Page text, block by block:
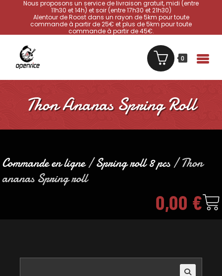
Nous proposons un service de livraison gratuit, midi (entre
11h30 et 14h) et soir (entre 17h30 et 21h30)
Alentour de Roost dans un rayon de 5km pour toute
commande à partir de 25€ et plus de 5km pour toute
commande à partir de 45€.
0
Thon Ananas Spring Roll
Commande en ligne/Spring roll 8 pcs/ Thon
ananas Spring roll
0,00 €